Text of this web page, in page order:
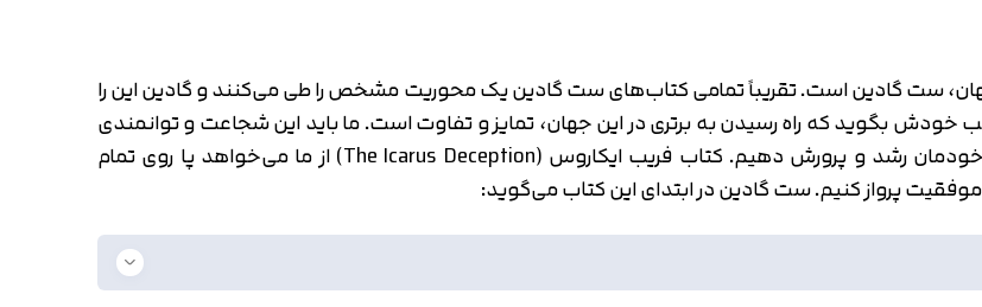
جهان، ست گادین است. تقریباً تمامی کتاب‌های ست گادین یک محوریت مشخص را طی می‌کنند و گادین این را
بگوید که راه رسیدن به برتری در این جهان، تمایز و تفاوت است. ما باید این شجاعت و توانمندی
برای رسیدن به یک روش متمایز در زندگی و کسب و کار را در خودمان رشد و پرورش دهیم. کتاب فریب ایکاروس (The Icarus Deception) از ما می‌خواهد پا روی تمام
پرواز کنیم. ست گادین در ابتدای این کتاب می‌گوید: